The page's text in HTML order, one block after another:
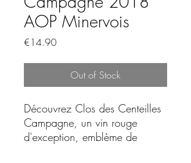
AOP Minervois
€14.90Price
Out of Stock
Découvrez Clos des Centeilles
Campagne, un vin rouge
d'exception, emblème de